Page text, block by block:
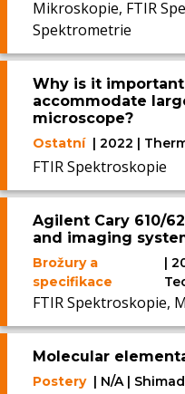
Mikroskopie, FTIR
Spektrometrie
Why is it
accommodate
microscope?
Ostatní | 2022 |
FTIR Spektroskopie
Agilent Cary 610/
and imaging
Brožury a
specifikace
|
FTIR Spektroskopie,
Molecular
Postery | N/A |